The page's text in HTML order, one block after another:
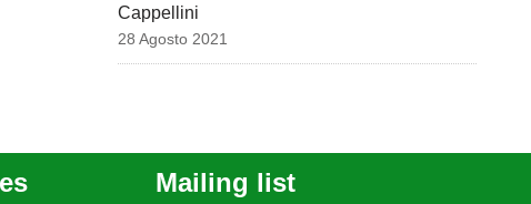
Cappellini
28 Agosto 2021
Mailing list